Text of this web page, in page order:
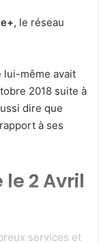
, le réseau
lui-même avait
2018 suite à
dire que
à ses
2 Avril
services et